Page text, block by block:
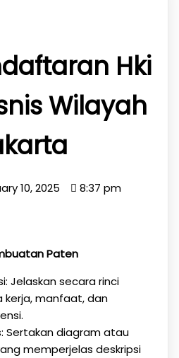
Hki
Wilayah
10, 2025 8:37 pm
Paten
Jelaskan secara rinci
kerja, manfaat, dan
Sertakan diagram atau
memperjelas deskripsi